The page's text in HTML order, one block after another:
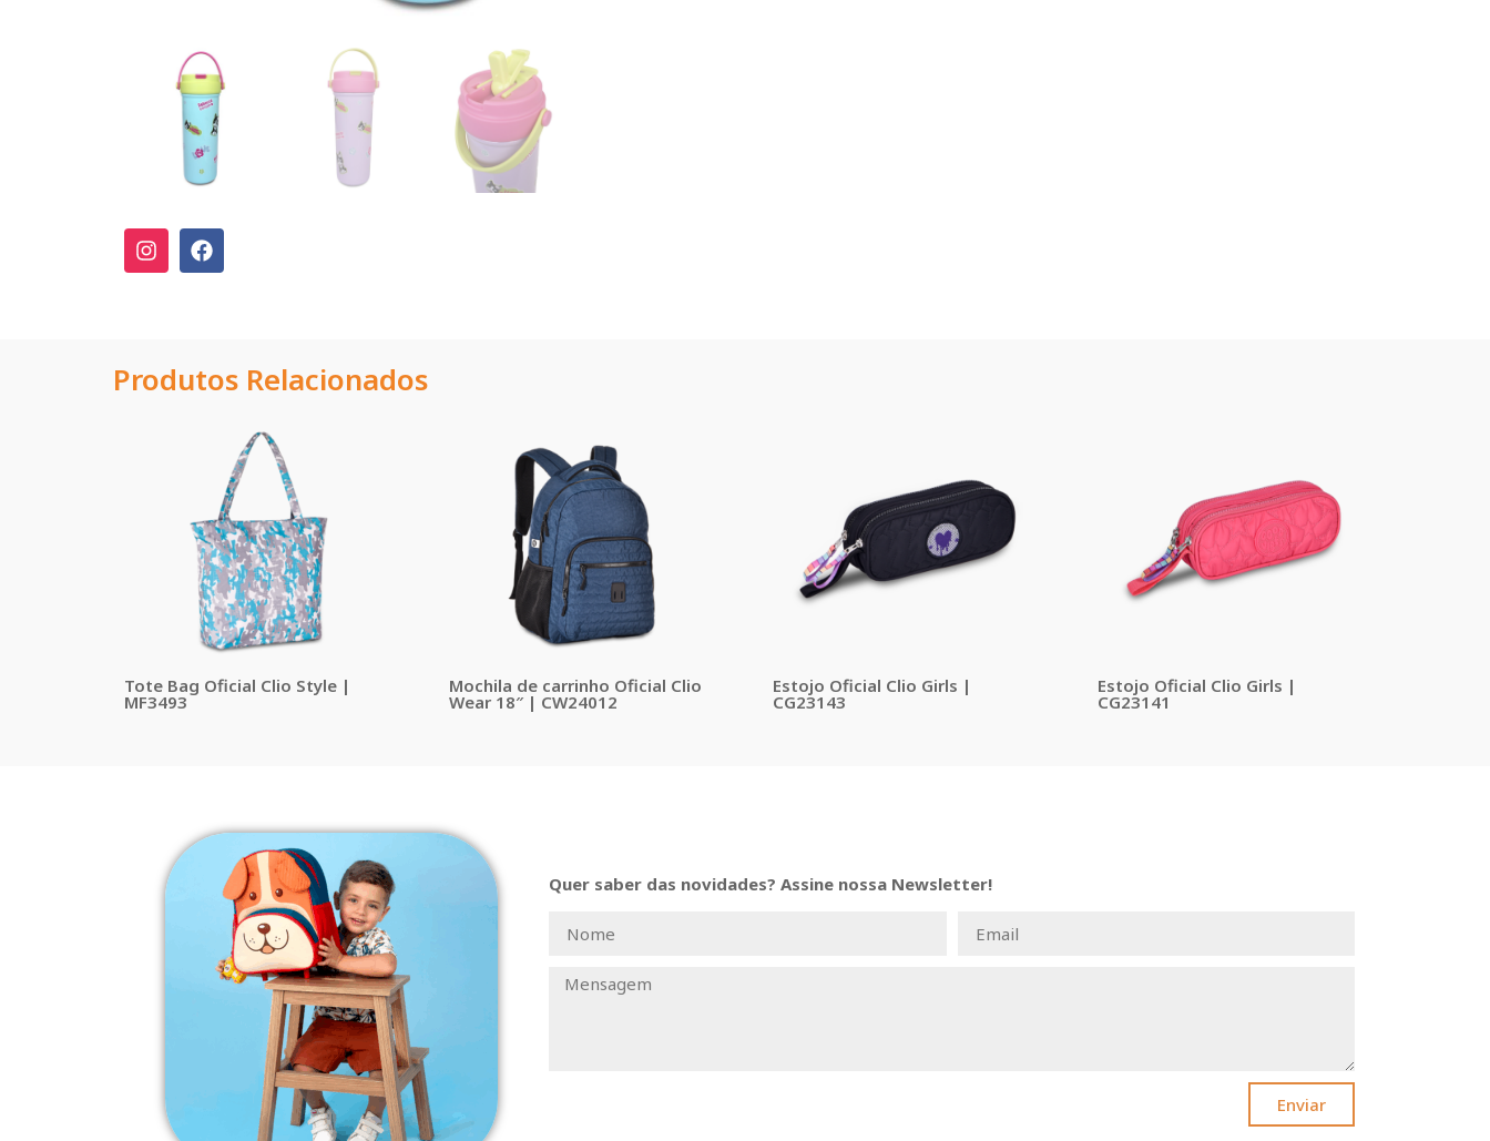
Produtos Relacionados
Tote Bag Oficial Clio Style |
MF3493
Mochila de carrinho Oficial Clio
Wear 18″ | CW24012
Estojo Oficial Clio Girls |
CG23143
Estojo Oficial Clio Girls |
CG23141
Quer saber das novidades? Assine nossa Newsletter!
Enviar